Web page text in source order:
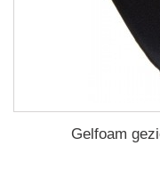
Gelfoam